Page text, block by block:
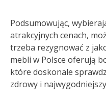
Podsumowując,
atrakcyjnych cenach,
trzeba rezygnować z
mebli w Polsce oferują
które doskonale
zdrowy i